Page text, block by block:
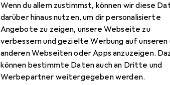
Wenn du allem zustimmst, können wir diese
darüber hinaus nutzen, um dir personalisierte
Angebote zu zeigen, unsere Webseite zu
verbessern und gezielte Werbung auf unseren
anderen Webseiten oder Apps anzuzeigen.
können bestimmte Daten auch an Dritte und
Werbepartner weitergegeben werden.